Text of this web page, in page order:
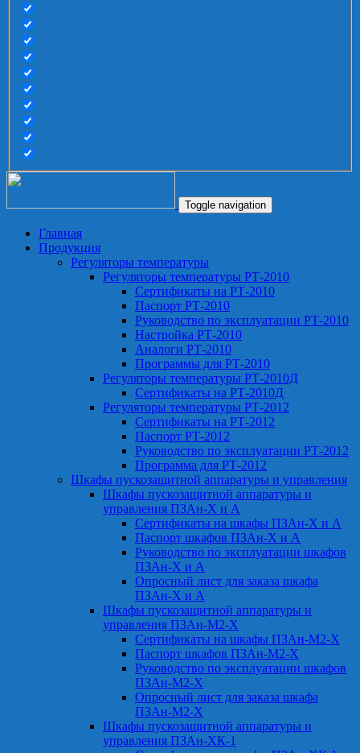
Toggle navigation
Главная
Продукция
Регуляторы температуры
Регуляторы температуры РТ-2010
Сертификаты на РТ-2010
Паспорт РТ-2010
Руководство по эксплуатации РТ-2010
Настройка РТ-2010
Аналоги РТ-2010
Программы для РТ-2010
Регуляторы температуры РТ-2010Д
Сертификаты на РТ-2010Д
Регуляторы температуры РТ-2012
Сертификаты на РТ-2012
Паспорт РТ-2012
Руководство по эксплуатации РТ-2012
Программа для РТ-2012
Шкафы пускозащитной аппаратуры и управления
Шкафы пускозащитной аппаратуры и
управления ПЗАн-Х и А
Сертификаты на шкафы ПЗАн-Х и А
Паспорт шкафов ПЗАн-Х и А
Руководство по эксплуатации шкафов
ПЗАн-Х и А
Опросный лист для заказа шкафа
ПЗАн-Х и А
Шкафы пускозащитной аппаратуры и
управления ПЗАн-М2-Х
Сертификаты на шкафы ПЗАн-М2-Х
Паспорт шкафов ПЗАн-М2-Х
Руководство по эксплуатации шкафов
ПЗАн-М2-Х
Опросный лист для заказа шкафа
ПЗАн-М2-Х
Шкафы пускозащитной аппаратуры и
управления ПЗАн-ХК-1